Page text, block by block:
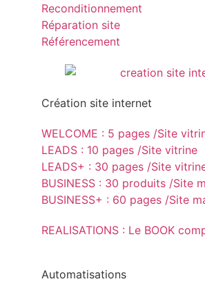
Reconditionnement
Réparation site
Référencement
Création site internet
WELCOME : 5 pages /Site
LEADS : 10 pages /Site vitrine
LEADS+ : 30 pages /Site
BUSINESS : 30 produits /Site
BUSINESS+ : 60 pages /Site
REALISATIONS : Le BOOK
Automatisations